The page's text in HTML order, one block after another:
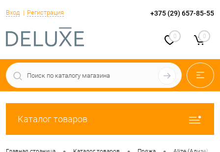
Вход Регистрация +375 (29) 657-85-55
0 0
Каталог товаров